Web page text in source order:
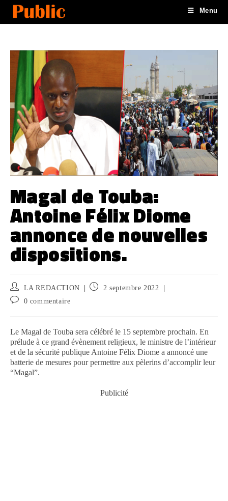
Menu
Magal de Touba:
Antoine Félix Diome
annonce de nouvelles
dispositions.
LA REDACTION
2 septembre 2022
0 commentaire
Le Magal de Touba sera célébré le 15 septembre prochain. En
prélude à ce grand évènement religieux, le ministre de l’intérieur
et de la sécurité publique Antoine Félix Diome a annoncé une
batterie de mesures pour permettre aux pèlerins d’accomplir leur
“Magal”.
Publicité